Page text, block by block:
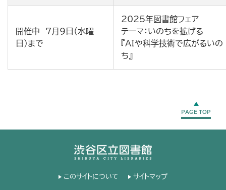
開催中 7月9日（水曜
日）まで
2025年図書館フェア
テーマ：いのちを拡げる
『AIや科学技術で広がるいの
ち』
PAGE TOP
このサイトについて サイトマップ